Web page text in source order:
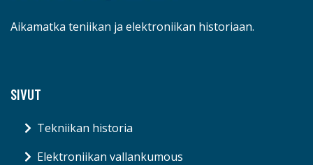
Aikamatka teniikan ja elektroniikan historiaan.
SIVUT
Tekniikan historia
Elektroniikan vallankumous